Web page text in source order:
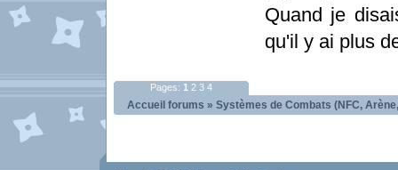
Quand je
qu'il y ai plus
Pages: 1 2 3 4
Accueil forums » Systèmes de Combats (NFC,